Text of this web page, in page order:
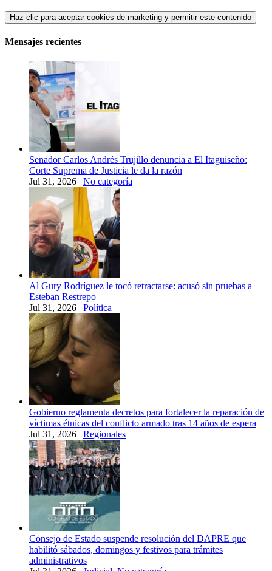
Haz clic para aceptar cookies de marketing y permitir este contenido
Mensajes recientes
Senador Carlos Andrés Trujillo denuncia a El Itaguiseño:
Corte Suprema de Justicia le da la razón
Jul 31, 2026 | No categoría
Al Gury Rodríguez le tocó retractarse: acusó sin pruebas a
Esteban Restrepo
Jul 31, 2026 | Política
Gobierno reglamenta decretos para fortalecer la reparación de
víctimas étnicas del conflicto armado tras 14 años de espera
Jul 31, 2026 | Regionales
Consejo de Estado suspende resolución del DAPRE que
habilitó sábados, domingos y festivos para trámites
administrativos